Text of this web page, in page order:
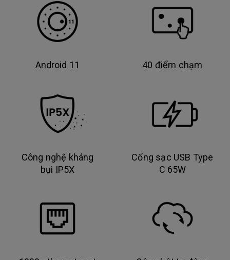
Android 11 40 điểm chạm
Công nghệ kháng
bụi IP5X
Cổng sạc USB Type
C 65W